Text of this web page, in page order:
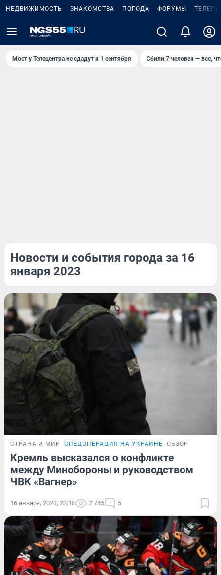
НЕДВИЖИМОСТЬ ЗНАКОМСТВА ПОГОДА ФОРУМЫ
Мост у Телецентра не сдадут к 1 сентября Сбили 7 человек — все,
Новости и события города за 16
января 2023
СТРАНА И МИР СПЕЦОПЕРАЦИЯ НА УКРАИНЕ ОБЗОР
Кремль высказался о конфликте
между Минобороны и руководством
ЧВК «Вагнер»
16 января, 2023, 23:18 2 745 5